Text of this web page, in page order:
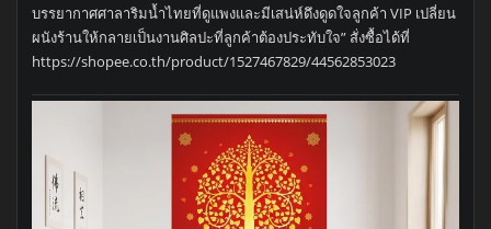
บรรยากาศศาลาริมน้ำไทยที่ดูแพงและมีเสน่ห์ดึงดูดใจลูกค้า VIP เปลี่ยน
ผนังร้านให้กลายเป็นงานศิลปะที่ลูกค้าต้องประทับใจ” สั่งซื้อได้ที่
https://shopee.co.th/product/1527467829/44562853023